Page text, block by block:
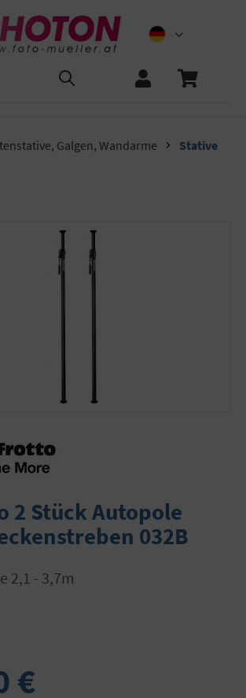
Galgen, Wandarme Stative
2 Stück Autopole
032B
2,1 - 3,7m
€